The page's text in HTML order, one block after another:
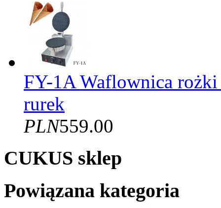
FY-1A Waflownica
rurek
PLN559.00
CUKUS sklep
Powiązana kategoria